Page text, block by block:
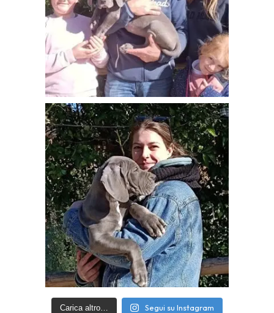
Carica altro… Segui su Instagram